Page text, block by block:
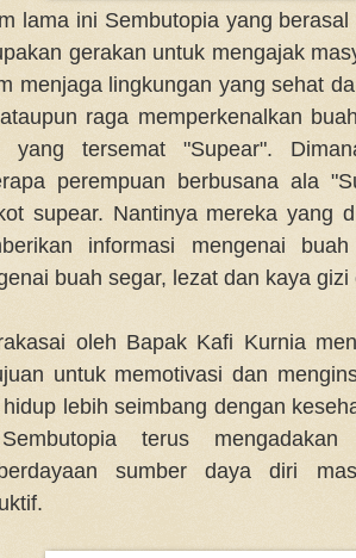
lama ini Sembutopia yang
gerakan untuk mengajak
menjaga lingkungan yang sehat
raga memperkenalkan
yang tersemat "Supear".
perempuan berbusana ala
supear. Nantinya mereka yang
informasi mengenai
buah segar, lezat dan kaya gizi
oleh Bapak Kafi Kurnia
untuk memotivasi dan
lebih seimbang dengan
terus
sumber daya diri